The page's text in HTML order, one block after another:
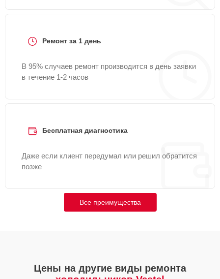
Ремонт за 1 день
В 95% случаев ремонт производится в день заявки
в течение 1-2 часов
Бесплатная диагностика
Даже если клиент передумал или решил обратится
позже
Все преимущества
Цены на другие виды ремонта